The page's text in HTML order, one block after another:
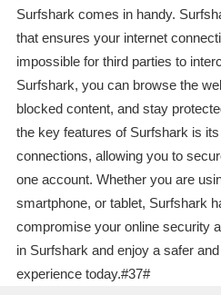
Surfshark comes in handy.
that ensures your internet
impossible for third parties to
Surfshark, you can browse the
blocked content, and stay
the key features of Surfshark is
connections, allowing you to
one account. Whether you are
smartphone, or tablet, Surfshark
compromise your online security
in Surfshark and enjoy a safer
experience today.#37#